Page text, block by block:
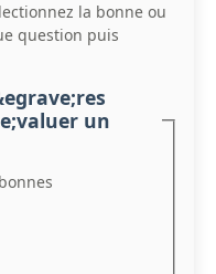
la bonne ou
question puis
un